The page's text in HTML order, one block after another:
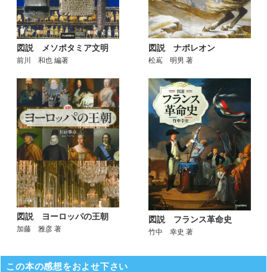
図説 メソポタミア文明
前川 和也 編著
図説 ナポレオン
松嶌 明男 著
図説 ヨーロッパの王朝
加藤 雅彦 著
図説 フランス革命史
竹中 幸史 著
この本の感想をおよせ下さい